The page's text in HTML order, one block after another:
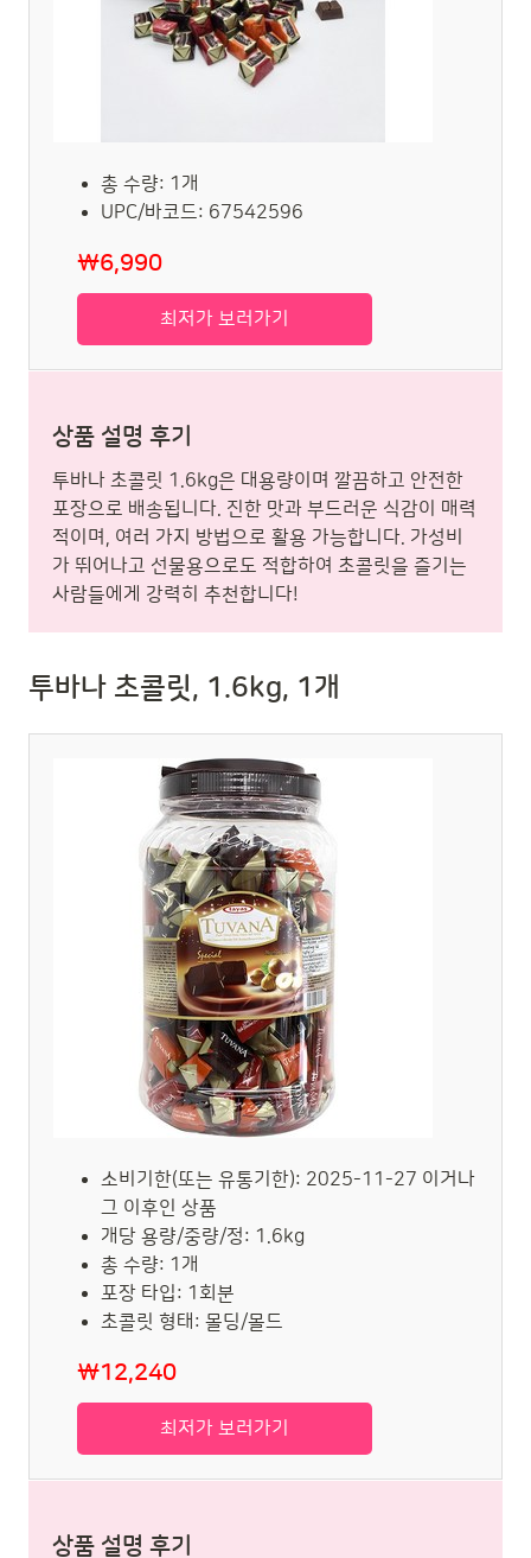
총 수량: 1개
UPC/바코드: 67542596
₩6,990
최저가 보러가기
상품 설명 후기
투바나 초콜릿 1.6kg은 대용량이며 깔끔하고 안전한
포장으로 배송됩니다. 진한 맛과 부드러운 식감이 매력
적이며, 여러 가지 방법으로 활용 가능합니다. 가성비
가 뛰어나고 선물용으로도 적합하여 초콜릿을 즐기는
사람들에게 강력히 추천합니다!
투바나 초콜릿, 1.6kg, 1개
소비기한(또는 유통기한): 2025-11-27 이거나
그 이후인 상품
개당 용량/중량/정: 1.6kg
총 수량: 1개
포장 타입: 1회분
초콜릿 형태: 몰딩/몰드
₩12,240
최저가 보러가기
상품 설명 후기